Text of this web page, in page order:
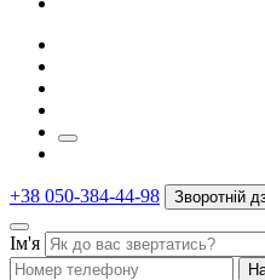
+38 050-384-44-98 Зворотній
Ім'я